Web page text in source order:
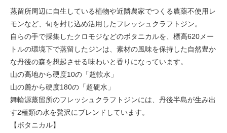
蒸留所周辺に自生している植物や近隣農家でつくる農薬不使用レ
モンなど、旬を封じ込め活用したフレッシュクラフトジン。
自らの手で採集したクロモジなどのボタニカルを、標高620メー
トルの環境下で蒸留したジンは、素材の風味を保持した自然豊か
な丹後の森を想起させる味わいと香りになっています。
山の高地から硬度10の「超軟水」
山の麓から硬度180の「超硬水」
舞輪源蒸留所のフレッシュクラフトジンには、丹後半島が生み出
す2種類の水を贅沢にブレンドしています。
【ボタニカル】